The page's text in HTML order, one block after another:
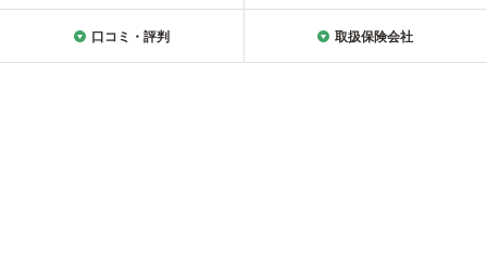
口コミ・評判 取扱保険会社